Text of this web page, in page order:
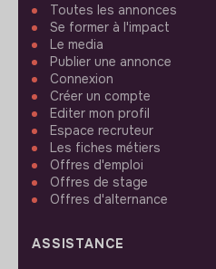
Toutes les annonces
Se former à l'impact
Le media
Publier une annonce
Connexion
Créer un compte
Editer mon profil
Espace recruteur
Les fiches métiers
Offres d'emploi
Offres de stage
Offres d'alternance
ASSISTANCE